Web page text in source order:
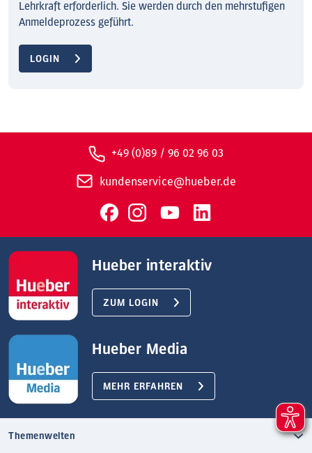
Lehrkraft erforderlich. Sie werden durch den mehrstufigen
Anmeldeprozess geführt.
LOGIN
+49 (0)89 / 96 02 96 03
kundenservice@hueber.de
Hueber interaktiv
ZUM LOGIN
Hueber Media
MEHR ERFAHREN
Themenwelten